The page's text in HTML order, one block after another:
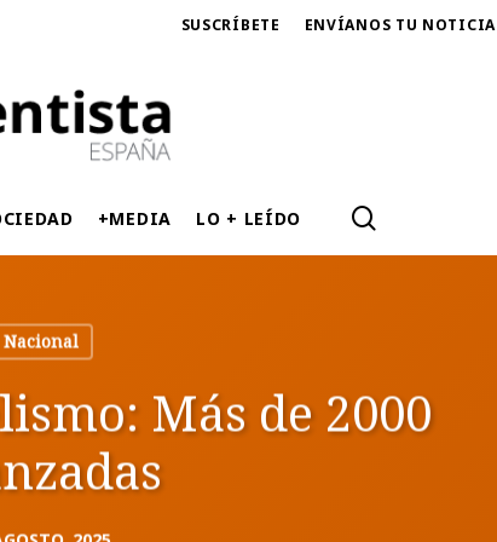
SUSCRÍBETE ENVÍANOS TU NOTICIA
+MEDIA LO + LEÍDO
Nacional
Más de 2000